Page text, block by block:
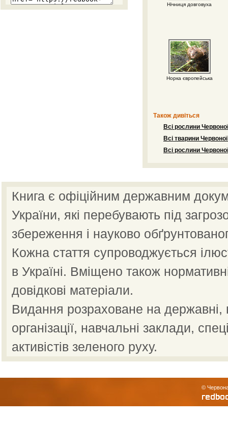
Нічниця довговуха
Норка європейська
Також дивіться
Всі рослини
Всі тварини
Всі рослини
Книга є офіційним державним
України, які перебувають під
збереження і науково
Кожна стаття супроводжується
в Україні. Вміщено також
довідкові матеріали.
Видання розраховане на державні,
організації, навчальні заклади,
активістів зеленого руху.
©